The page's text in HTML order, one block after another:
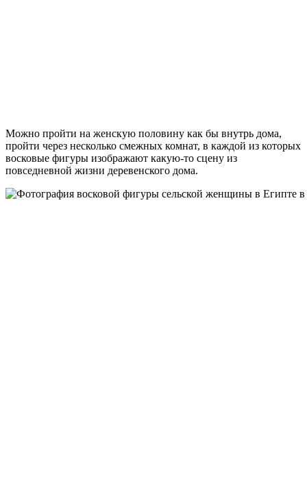
Можно пройти на женскую половину как бы внутрь дома,
пройти через несколько смежных комнат, в каждой из которых
восковые фигуры изображают какую-то сцену из
повседневной жизни деревенского дома.